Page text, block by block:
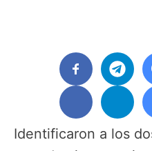
Identificaron a los